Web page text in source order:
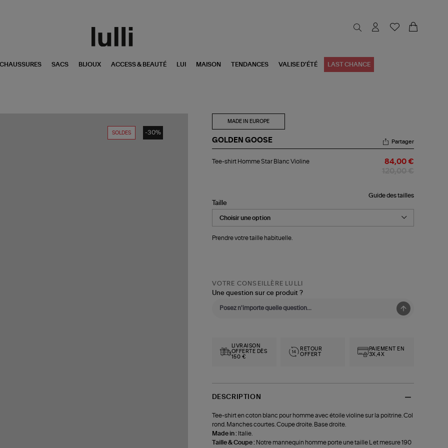
CHAUSSURES SACS BIJOUX ACCESS & BEAUTÉ LUI MAISON TENDANCES VALISE D'ÉTÉ LAST CHANCE
SOLDES -30%
MADE IN EUROPE
GOLDEN GOOSE
shirt
Partager
Tee-shirt Homme Star Blanc Violine 84,00 €
Guide des tailles
Taille
Prendre votre taille habituelle.
VOTRE CONSEILLÈRE LULLI
Une question sur ce produit ?
LIVRAISON
OFFERTE DÈS
150 €
RETOUR
OFFERT
PAIEMENT EN
3X,4X
DESCRIPTION
Tee-shirt en coton blanc pour homme avec étoile violine sur la poitrine. Col
rond. Manches courtes. Coupe droite. Base droite.
Made in : Italie.
Taille & Coupe : Notre mannequin homme porte une taille L et mesure 190